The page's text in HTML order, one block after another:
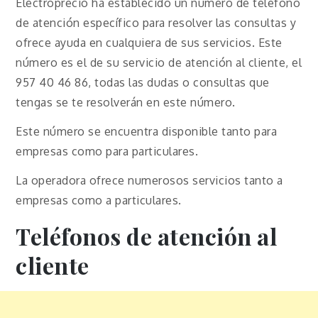
Electroprecio ha establecido un número de teléfono
de atención específico para resolver las consultas y
ofrece ayuda en cualquiera de sus servicios. Este
número es el de su servicio de atención al cliente, el
957 40 46 86, todas las dudas o consultas que
tengas se te resolverán en este número.
Este número se encuentra disponible tanto para
empresas como para particulares.
La operadora ofrece numerosos servicios tanto a
empresas como a particulares.
Teléfonos de atención al
cliente